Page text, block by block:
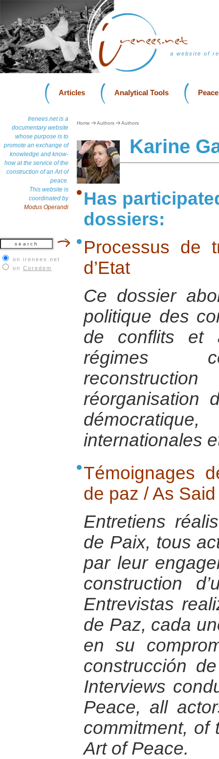
a website of
Articles Analytical Tools
Irenees.net is a
documentary website
whose purpose is to
promote an exchange of
knowledge and know-
how at the service of the
construction of an Art of
peace.
This website is
coordinated by
Modus Operandi
on irenees.net
on Coredem
Home Authors Authors
Karine
Has
dossiers:
Processus de
d’Etat
Ce dossier
politique des
de conflits et
régimes
réorganisation
internationales
Témoignages
de paz / As
Entretiens
de Paix, tous
par leur
construction
Entrevistas
de Paz, cada
en su
construcción
Interviews
Peace, all
commitment, of
Art of Peace.